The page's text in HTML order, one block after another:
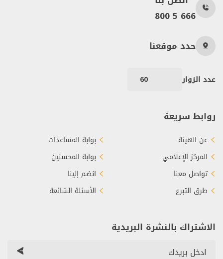
800 5 666
حدد موقعنا
عدد الزوار 60
روابط سريعة
عن الهيئة
المركز الإعلامي
تواصل معنا
طرق التبرع
بوابة المساعدات
بوابة المحسنين
انضم إلينا
الأسئلة الشائعة
الاشتراك بالنشرة البريدية